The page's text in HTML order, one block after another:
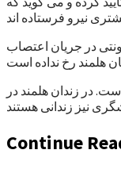
در جریان اعتصاب
در زندان هلمند در
Continue